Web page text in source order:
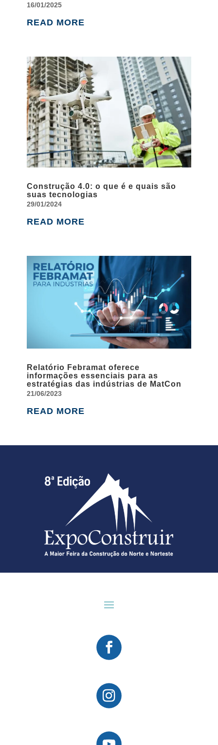
16/01/2025
READ MORE
Construção 4.0: o que é e quais são
suas tecnologias
29/01/2024
READ MORE
Relatório Febramat oferece
informações essenciais para as
estratégias das indústrias de MatCon
21/06/2023
READ MORE